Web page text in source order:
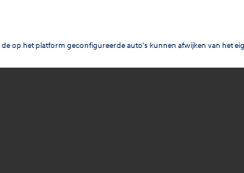
op het platform geconfigureerde auto's kunnen afwijken van het